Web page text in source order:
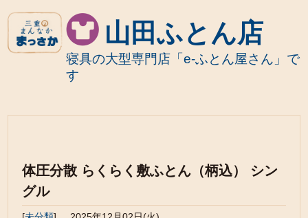
山田ふとん店
寝具の大型専門店「e-ふとん屋さん」で
す
体圧分散 らくらく敷ふとん（柄込） シン
グル